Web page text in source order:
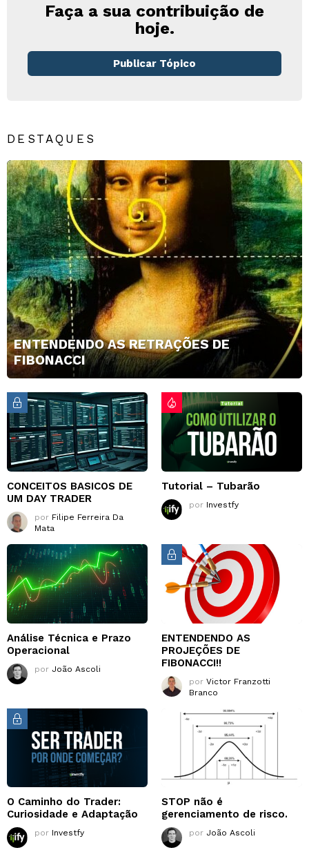
Faça a sua contribuição de
hoje.
Publicar Tópico
DESTAQUES
ENTENDENDO AS RETRAÇÕES DE
FIBONACCI
CONCEITOS BASICOS DE
UM DAY TRADER
por Filipe Ferreira Da
Mata
Tutorial – Tubarão
por Investfy
Análise Técnica e Prazo
Operacional
por João Ascoli
ENTENDENDO AS
PROJEÇÕES DE
FIBONACCI!!
por Victor Franzotti
Branco
O Caminho do Trader:
Curiosidade e Adaptação
por Investfy
STOP não é
gerenciamento de risco.
por João Ascoli